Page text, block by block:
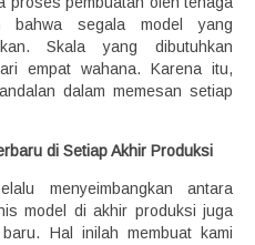
bahwa segala model yang
Skala yang dibutuhkan
empat wahana. Karena itu,
dalam memesan setiap
di Setiap Akhir Produksi
menyeimbangkan antara
model di akhir produksi juga
Hal inilah membuat kami